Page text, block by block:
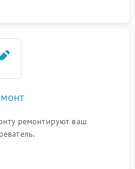
ремонтируют ваш